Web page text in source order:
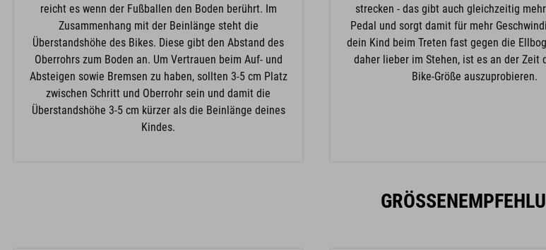
reicht es wenn der Fußballen den Boden berührt. Im
Zusammenhang mit der Beinlänge steht die
Überstandshöhe des Bikes. Diese gibt den Abstand des
Oberrohrs zum Boden an. Um Vertrauen beim Auf- und
Absteigen sowie Bremsen zu haben, sollten 3-5 cm Platz
zwischen Schritt und Oberrohr sein und damit die
Überstandshöhe 3-5 cm kürzer als die Beinlänge deines
Kindes.
strecken - das gibt auch gleichzeitig
Pedal und sorgt damit für mehr
dein Kind beim Treten fast gegen die
daher lieber im Stehen, ist es an der Zeit
Bike-Größe auszuprobieren.